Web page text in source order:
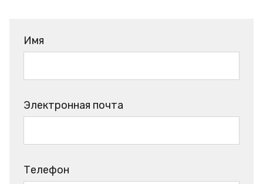
Имя
Электронная почта
Телефон